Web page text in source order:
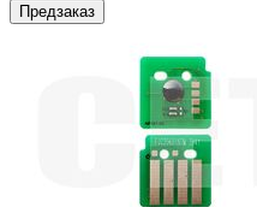
Предзаказ